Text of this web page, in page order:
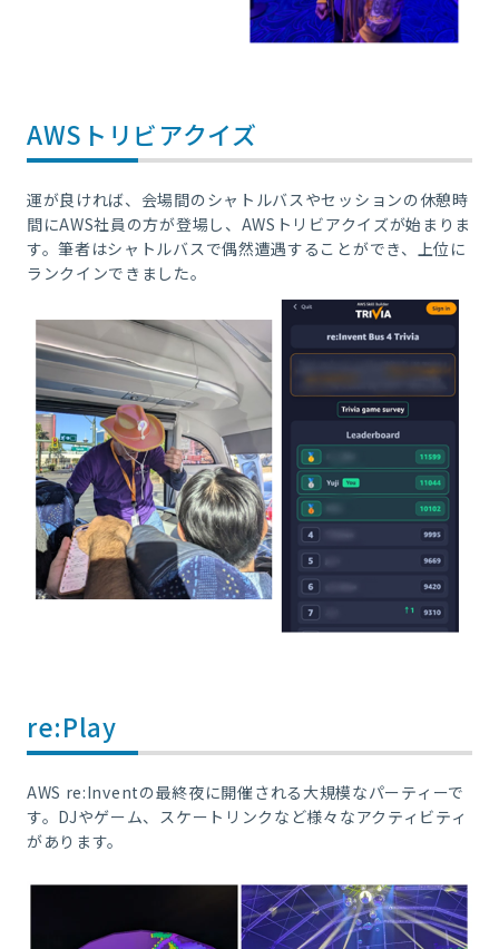
AWSトリビアクイズ
運が良ければ、会場間のシャトルバスやセッションの休憩時
間にAWS社員の方が登場し、AWSトリビアクイズが始まりま
す。筆者はシャトルバスで偶然遭遇することができ、上位に
ランクインできました。
re:Play
AWS re:Inventの最終夜に開催される大規模なパーティーで
す。DJやゲーム、スケートリンクなど様々なアクティビティ
があります。